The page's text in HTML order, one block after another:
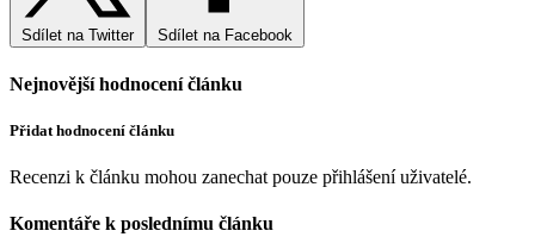
Sdílet na Twitter Sdílet na Facebook
Nejnovější hodnocení článku
Přidat hodnocení článku
Recenzi k článku mohou zanechat pouze přihlášení uživatelé.
Komentáře k poslednímu článku